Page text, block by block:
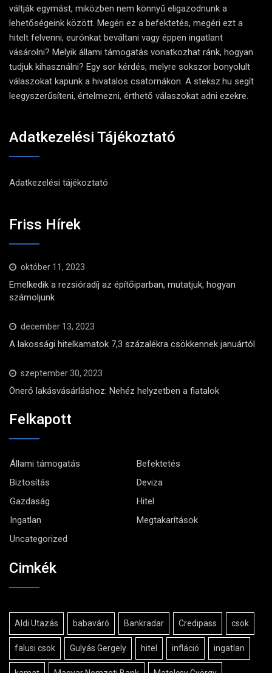
váltják egymást, miközben nem könnyű eligazodnunk a
lehetőségeink között. Megéri ez a befektetés, megéri ezt a
hitelt felvenni, eurónkat beváltani vagy éppen ingatlant
vásárolni? Melyik állami támogatás vonatkozhat ránk, hogyan
tudjuk kihasználni? Egy sor kérdés, melyre sokszor bonyolult
válaszokat kapunk a hivatalos csatornákon. A steksz.hu segít
leegyszerűsíteni, értelmezni, érthető válaszokat adni ezekre.
Adatkezelési Tájékoztató
Adatkezelési tájékoztató
Friss Hírek
október 11, 2023
Emelkedik a rezsióradíj az építőiparban, mutatjuk, hogyan
számoljunk
december 13, 2023
A lakossági hitelkamatok 7,3 százalékra csökkennek januártól
szeptember 30, 2023
Önerő lakásvásárláshoz: Nehéz helyzetben a fiatalok
Felkapott
Állami támogatás
Befektetés
Biztosítás
Deviza
Gazdaság
Hitel
Ingatlan
Megtakarítások
Uncategorized
Cimkék
Aldi Utazás babaváró Bankradar Credipass csok
falusi csok Gulyás Gergely hitel infláció ingatlan